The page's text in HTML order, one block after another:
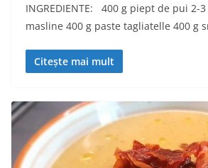
INGREDIENTE: 400 g piept de pui 2-
masline 400 g paste tagliatelle 400 g
Citește mai mult